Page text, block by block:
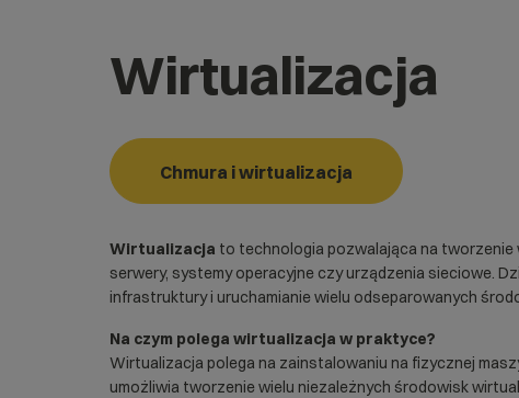
Wirtualizacja
Chmura i wirtualizacja
Wirtualizacja to technologia pozwalająca na
serwery, systemy operacyjne czy urządzenia sieciowe.
infrastruktury i uruchamianie wielu odseparowanych
Na czym polega wirtualizacja w praktyce?
Wirtualizacja polega na zainstalowaniu na fizycznej
umożliwia tworzenie wielu niezależnych środowisk